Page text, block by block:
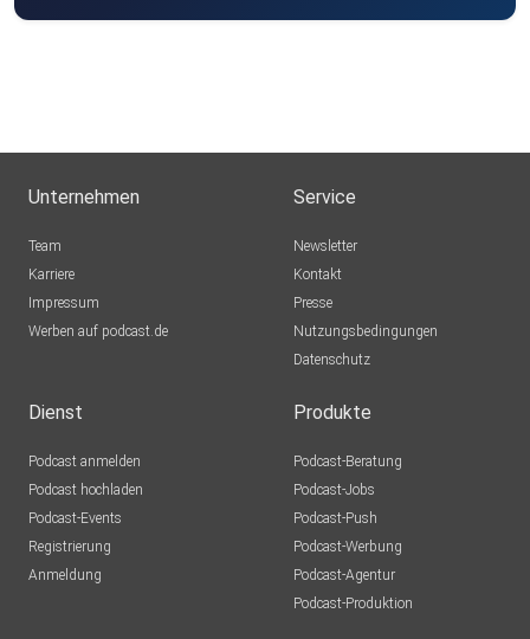
Unternehmen
Team
Karriere
Impressum
Werben auf podcast.de
Service
Newsletter
Kontakt
Presse
Nutzungsbedingungen
Datenschutz
Dienst
Podcast anmelden
Podcast hochladen
Podcast-Events
Registrierung
Anmeldung
Produkte
Podcast-Beratung
Podcast-Jobs
Podcast-Push
Podcast-Werbung
Podcast-Agentur
Podcast-Produktion